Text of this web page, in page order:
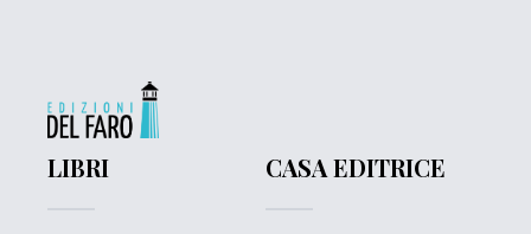
LIBRI CASA EDITRICE